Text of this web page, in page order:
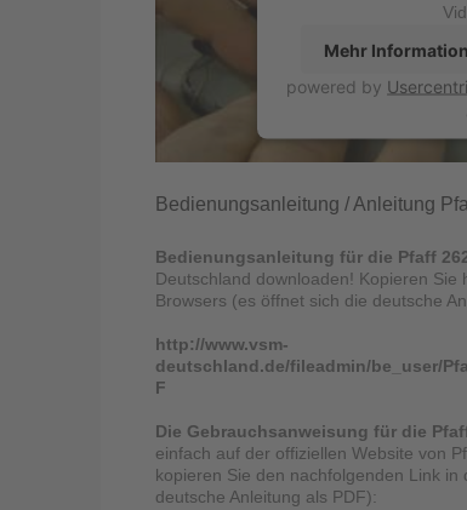
Mehr
powered by
Bedienungsanleitung / Anleitung
Bedienungsanleitung für die Pfaff
Deutschland downloaden! Kopieren
Browsers (es öffnet sich die deutsche
http://www.vsm-
deutschland.de/fileadmin/be_user/
F
Die Gebrauchsanweisung für die
einfach auf der offiziellen Website von
kopieren Sie den nachfolgenden Link
deutsche Anleitung als PDF):